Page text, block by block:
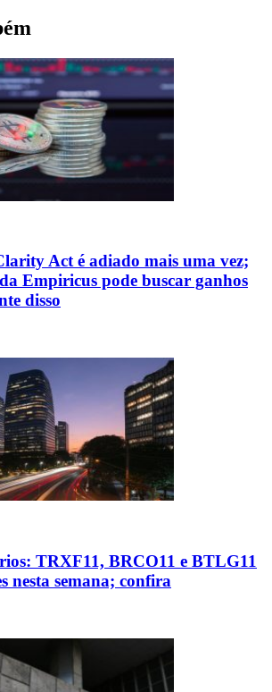
Act é adiado mais uma vez;
Empiricus pode buscar ganhos
disso
TRXF11, BRCO11 e BTLG11
nesta semana; confira